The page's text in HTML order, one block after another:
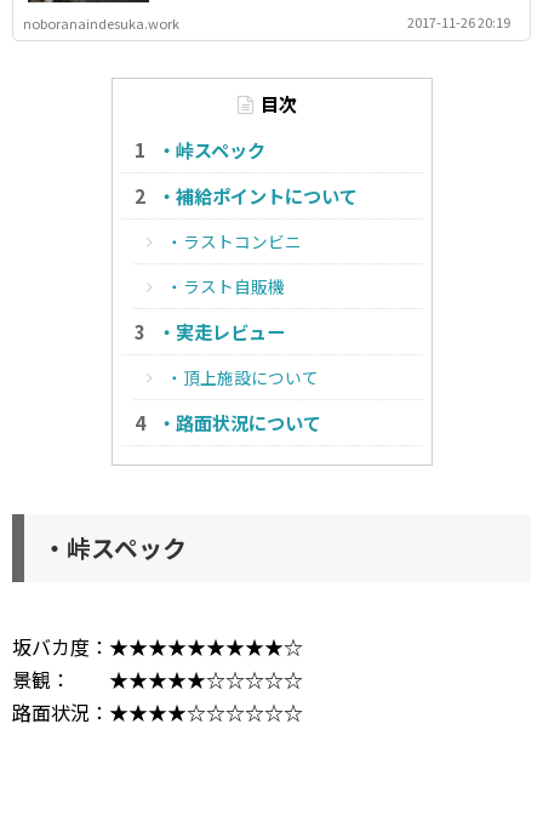
noboranaindesuka.work 2017-11-26 20:19
目次
・峠スペック
・補給ポイントについて
・ラストコンビニ
・ラスト自販機
・実走レビュー
・頂上施設について
・路面状況について
・峠スペック
坂バカ度：★★★★★★★★★☆
景観： ★★★★★☆☆☆☆☆
路面状況：★★★★☆☆☆☆☆☆